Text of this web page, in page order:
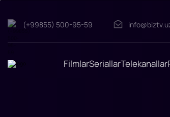
bu
qobiliyat
(+99855) 500-95-59
FilmlarSeriallarTelekanallar